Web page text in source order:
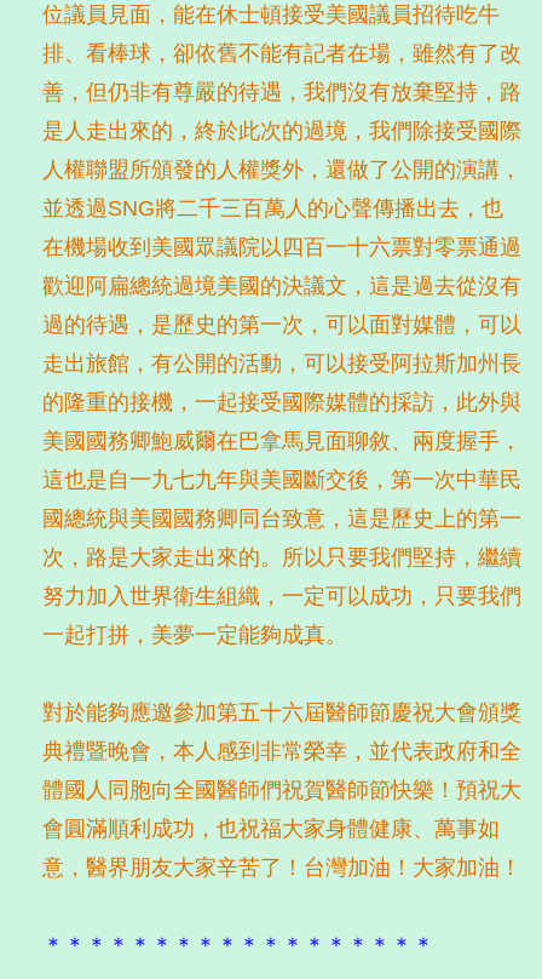
位議員見面，能在休士頓接受美國議員招待吃牛
排、看棒球，卻依舊不能有記者在場，雖然有了改
善，但仍非有尊嚴的待遇，我們沒有放棄堅持，路
是人走出來的，終於此次的過境，我們除接受國際
人權聯盟所頒發的人權獎外，還做了公開的演講，
並透過SNG將二千三百萬人的心聲傳播出去，也
在機場收到美國眾議院以四百一十六票對零票通過
歡迎阿扁總統過境美國的決議文，這是過去從沒有
過的待遇，是歷史的第一次，可以面對媒體，可以
走出旅館，有公開的活動，可以接受阿拉斯加州長
的隆重的接機，一起接受國際媒體的採訪，此外與
美國國務卿鮑威爾在巴拿馬見面聊敘、兩度握手，
這也是自一九七九年與美國斷交後，第一次中華民
國總統與美國國務卿同台致意，這是歷史上的第一
次，路是大家走出來的。所以只要我們堅持，繼續
努力加入世界衛生組織，一定可以成功，只要我們
一起打拼，美夢一定能夠成真。
對於能夠應邀參加第五十六屆醫師節慶祝大會頒獎
典禮暨晚會，本人感到非常榮幸，並代表政府和全
體國人同胞向全國醫師們祝賀醫師節快樂！預祝大
會圓滿順利成功，也祝福大家身體健康、萬事如
意，醫界朋友大家辛苦了！台灣加油！大家加油！
＊＊＊＊＊＊＊＊＊＊＊＊＊＊＊＊＊＊